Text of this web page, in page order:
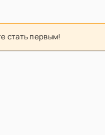
стать первым!